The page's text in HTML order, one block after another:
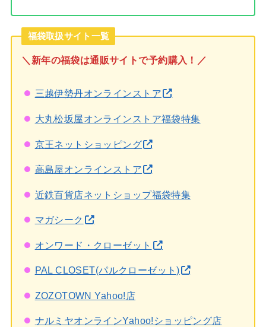
福袋取扱サイト一覧
＼新年の福袋は通販サイトで予約購入！／
三越伊勢丹オンラインストア
大丸松坂屋オンラインストア福袋特集
京王ネットショッピング
高島屋オンラインストア
近鉄百貨店ネットショップ福袋特集
マガシーク
オンワード・クローゼット
PAL CLOSET(パルクローゼット)
ZOZOTOWN Yahoo!店
ナルミヤオンラインYahoo!ショッピング店